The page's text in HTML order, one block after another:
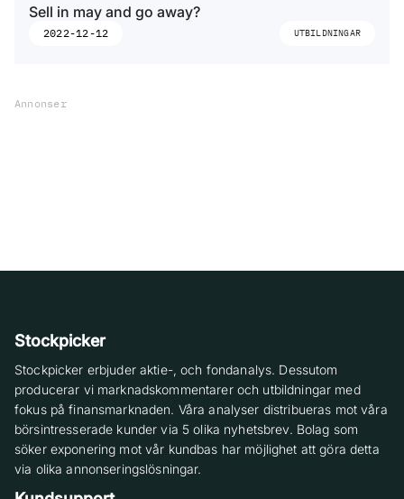
Sell in may and go away?
2022-12-12 UTBILDNINGAR
Annonser
Stockpicker
Stockpicker erbjuder aktie-, och fondanalys. Dessutom
producerar vi marknadskommentarer och utbildningar med
fokus på finansmarknaden. Våra analyser distribueras mot våra
börsintresserade kunder via 5 olika nyhetsbrev. Bolag som
söker exponering mot vår kundbas har möjlighet att göra detta
via olika annonseringslösningar.